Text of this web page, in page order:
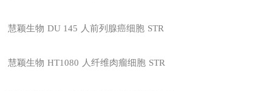
慧颖生物 DU 145 人前列腺癌细胞 STR
慧颖生物 HT1080 人纤维肉瘤细胞 STR